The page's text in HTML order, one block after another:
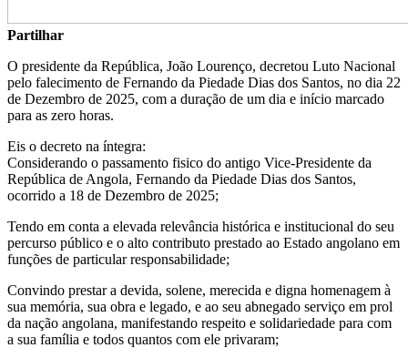
Partilhar
O presidente da República, João Lourenço, decretou Luto Nacional
pelo falecimento de Fernando da Piedade Dias dos Santos, no dia 22
de Dezembro de 2025, com a duração de um dia e início marcado
para as zero horas.
Eis o decreto na íntegra:
Considerando o passamento fisico do antigo Vice-Presidente da
República de Angola, Fernando da Piedade Dias dos Santos,
ocorrido a 18 de Dezembro de 2025;
Tendo em conta a elevada relevância histórica e institucional do seu
percurso público e o alto contributo prestado ao Estado angolano em
funções de particular responsabilidade;
Convindo prestar a devida, solene, merecida e digna homenagem à
sua memória, sua obra e legado, e ao seu abnegado serviço em prol
da nação angolana, manifestando respeito e solidariedade para com
a sua família e todos quantos com ele privaram;